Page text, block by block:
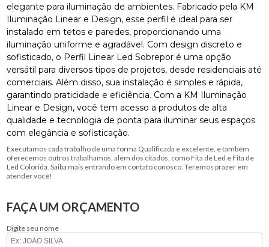
elegante para iluminação de ambientes. Fabricado pela KM
Iluminação Linear e Design, esse perfil é ideal para ser
instalado em tetos e paredes, proporcionando uma
iluminação uniforme e agradável. Com design discreto e
sofisticado, o Perfil Linear Led Sobrepor é uma opção
versátil para diversos tipos de projetos, desde residenciais até
comerciais. Além disso, sua instalação é simples e rápida,
garantindo praticidade e eficiência. Com a KM Iluminação
Linear e Design, você tem acesso a produtos de alta
qualidade e tecnologia de ponta para iluminar seus espaços
com elegância e sofisticação.
Executamos cada trabalho de uma forma Qualificada e excelente, e também
oferecemos outros trabalhamos, além dos citados, como Fita de Led e Fita de
Led Colorida. Saiba mais entrando em contato conosco. Teremos prazer em
atender você!
FAÇA UM ORÇAMENTO
Digite seu nome